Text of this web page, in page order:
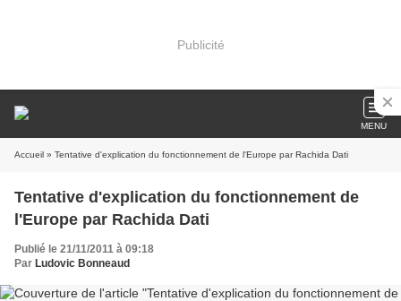
Publicité
MENU
Accueil » Tentative d'explication du fonctionnement de l'Europe par Rachida Dati
Tentative d'explication du fonctionnement de
l'Europe par Rachida Dati
Publié le 21/11/2011 à 09:18
Par Ludovic Bonneaud